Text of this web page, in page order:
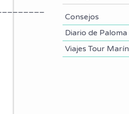
Consejos
Diario de Paloma
Viajes Tour Marín